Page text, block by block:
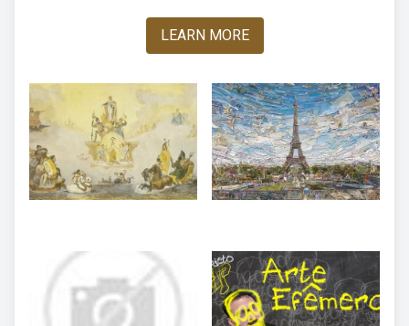
LEARN MORE